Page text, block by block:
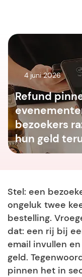
4 juni 2026
Refund
bezoekers
hun geld
Stel: een
ongeluk twee
bestelling.
dat: een rij bij
email invullen
geld.
pinnen het in